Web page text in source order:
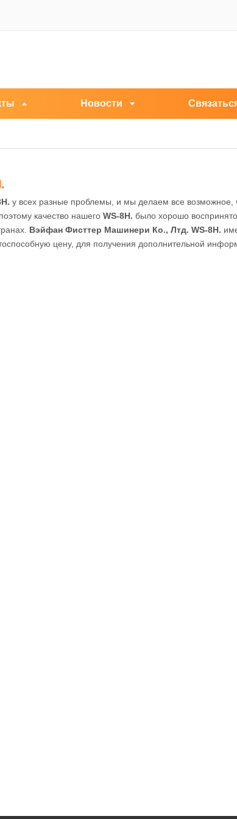
Новости
у всех разные проблемы, и мы делаем все возможное,
качество нашего WS-8H. было хорошо
Вэйфан Фисттер Машинери Ко., Лтд. WS-8H.
цену, для получения дополнительной